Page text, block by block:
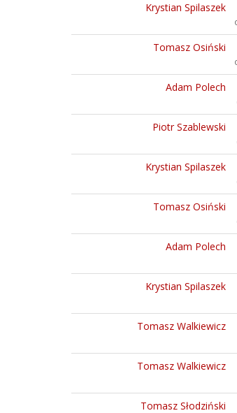
Krystian Spilaszek
Tomasz Osiński
Adam Polech
Piotr Szablewski
Krystian Spilaszek
Tomasz Osiński
Adam Polech
Krystian Spilaszek
Tomasz Walkiewicz
Tomasz Walkiewicz
Tomasz Słodziński